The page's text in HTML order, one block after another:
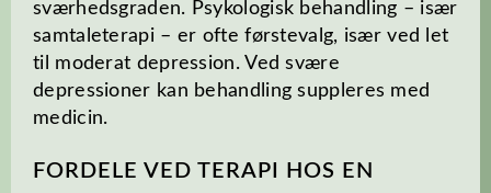
sværhedsgraden. Psykologisk behandling – især
samtaleterapi – er ofte førstevalg, især ved let
til moderat depression. Ved svære
depressioner kan behandling suppleres med
medicin.
FORDELE VED TERAPI HOS EN